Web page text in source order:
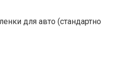
для авто (стандартно